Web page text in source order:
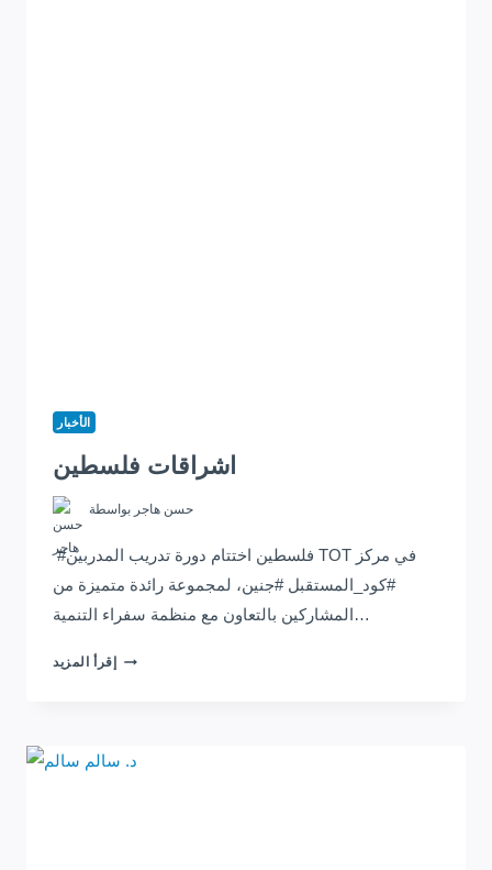
الأخبار
اشراقات فلسطين
بواسطة حسن هاجر
#فلسطين اختتام دورة تدريب المدربين TOT في مركز
#كود_المستقبل #جنين، لمجموعة رائدة متميزة من
المشاركين بالتعاون مع منظمة سفراء التنمية…
إقرأ المزيد اشراقات